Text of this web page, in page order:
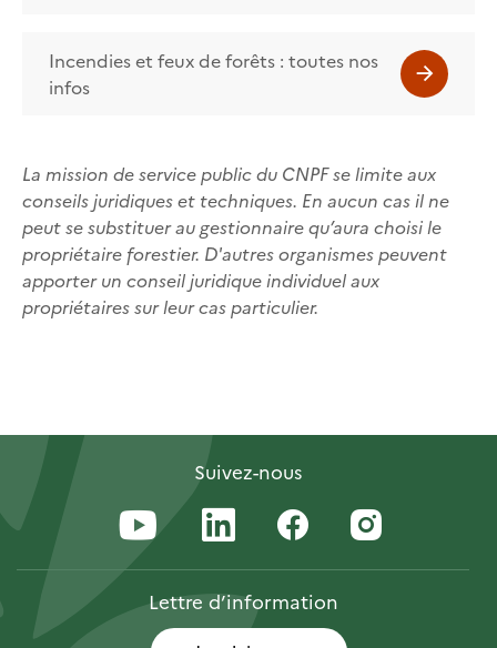
Incendies et feux de forêts : toutes nos
infos
La mission de service public du CNPF se limite aux
conseils juridiques et techniques. En aucun cas il ne
peut se substituer au gestionnaire qu’aura choisi le
propriétaire forestier. D'autres organismes peuvent
apporter un conseil juridique individuel aux
propriétaires sur leur cas particulier.
Suivez-nous
Lettred’information